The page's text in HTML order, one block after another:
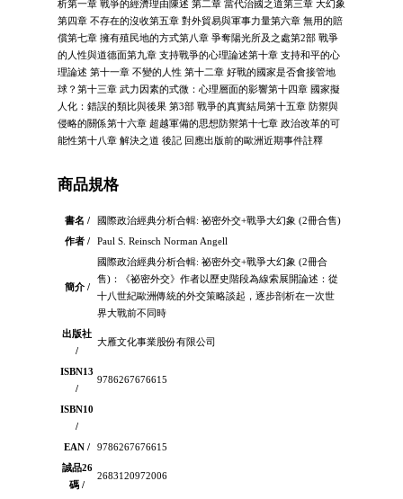
析第一章 戰爭的經濟理由陳述 第二章 當代治國之道第三章 大幻象
第四章 不存在的沒收第五章 對外貿易與軍事力量第六章 無用的賠
償第七章 擁有殖民地的方式第八章 爭奪陽光所及之處第2部 戰爭
的人性與道德面第九章 支持戰爭的心理論述第十章 支持和平的心
理論述 第十一章 不變的人性 第十二章 好戰的國家是否會接管地
球？第十三章 武力因素的式微：心理層面的影響第十四章 國家擬
人化：錯誤的類比與後果 第3部 戰爭的真實結局第十五章 防禦與
侵略的關係第十六章 超越軍備的思想防禦第十七章 政治改革的可
能性第十八章 解決之道 後記 回應出版前的歐洲近期事件註釋
商品規格
書名 /
國際政治經典分析合輯: 祕密外交+戰爭大幻象 (2冊合售)
作者 /
Paul S. Reinsch Norman Angell
簡介 /
國際政治經典分析合輯: 祕密外交+戰爭大幻象 (2冊合
售)：《祕密外交》作者以歷史階段為線索展開論述：從
十八世紀歐洲傳統的外交策略談起，逐步剖析在一次世
界大戰前不同時
出版社
/
大雁文化事業股份有限公司
ISBN13
/
9786267676615
ISBN10
/
EAN /
9786267676615
誠品26
碼 /
2683120972006